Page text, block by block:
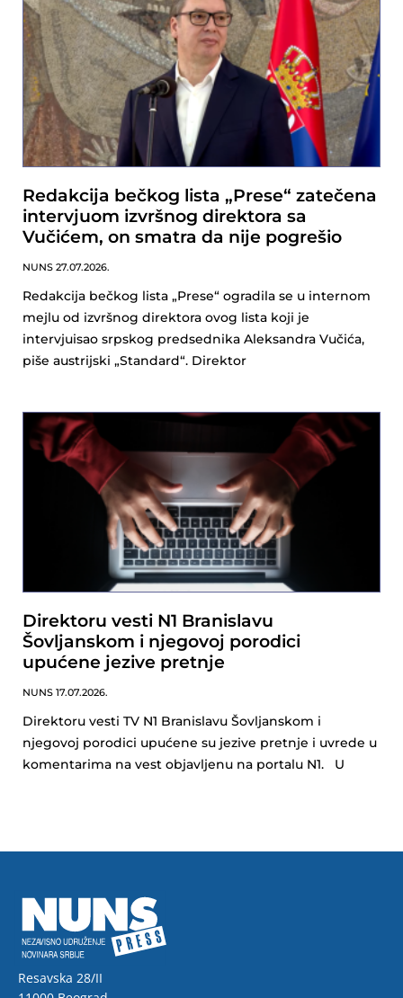
Redakcija bečkog lista „Prese“ zatečena
intervjuom izvršnog direktora sa
Vučićem, on smatra da nije pogrešio
NUNS 27.07.2026.
Redakcija bečkog lista „Prese“ ogradila se u internom
mejlu od izvršnog direktora ovog lista koji je
intervjuisao srpskog predsednika Aleksandra Vučića,
piše austrijski „Standard“. Direktor
Direktoru vesti N1 Branislavu
Šovljanskom i njegovoj porodici
upućene jezive pretnje
NUNS 17.07.2026.
Direktoru vesti TV N1 Branislavu Šovljanskom i
njegovoj porodici upućene su jezive pretnje i uvrede u
komentarima na vest objavljenu na portalu N1. U
Resavska 28/II